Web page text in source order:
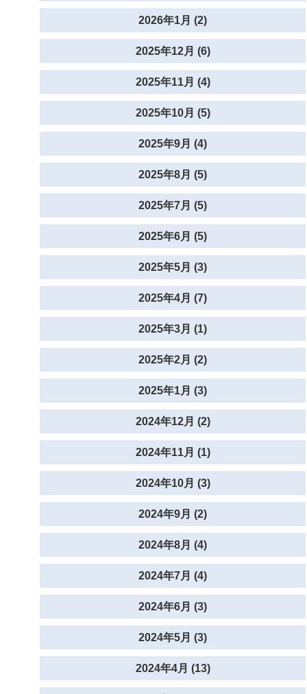
2026年1月 (2)
2025年12月 (6)
2025年11月 (4)
2025年10月 (5)
2025年9月 (4)
2025年8月 (5)
2025年7月 (5)
2025年6月 (5)
2025年5月 (3)
2025年4月 (7)
2025年3月 (1)
2025年2月 (2)
2025年1月 (3)
2024年12月 (2)
2024年11月 (1)
2024年10月 (3)
2024年9月 (2)
2024年8月 (4)
2024年7月 (4)
2024年6月 (3)
2024年5月 (3)
2024年4月 (13)